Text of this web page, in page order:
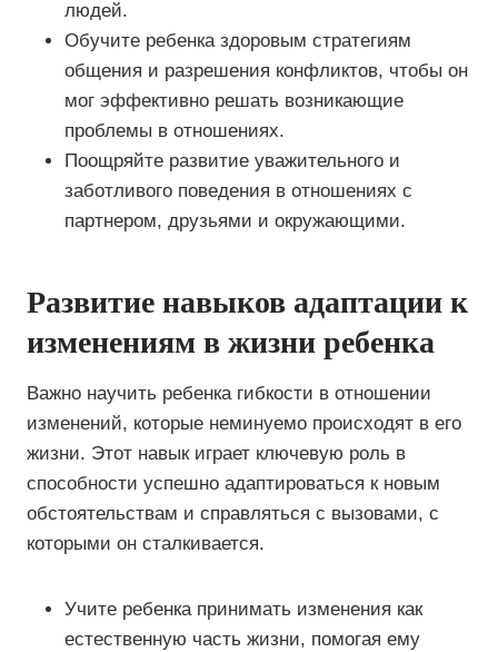
людей.
Обучите ребенка здоровым стратегиям
общения и разрешения конфликтов, чтобы он
мог эффективно решать возникающие
проблемы в отношениях.
Поощряйте развитие уважительного и
заботливого поведения в отношениях с
партнером, друзьями и окружающими.
Развитие навыков адаптации к
изменениям в жизни ребенка
Важно научить ребенка гибкости в отношении
изменений, которые неминуемо происходят в его
жизни. Этот навык играет ключевую роль в
способности успешно адаптироваться к новым
обстоятельствам и справляться с вызовами, с
которыми он сталкивается.
Учите ребенка принимать изменения как
естественную часть жизни, помогая ему